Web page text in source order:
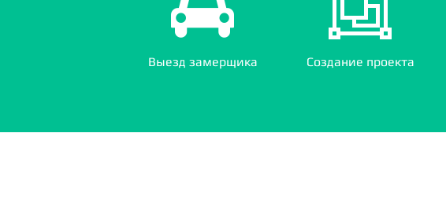
Выезд замерщика Создание проекта